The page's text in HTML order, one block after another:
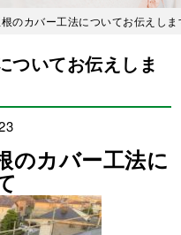
のカバー工法についてお伝えしま
ついてお伝えしま
のカバー工法に